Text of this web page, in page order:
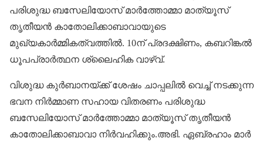
പരിശുദ്ധ ബസേലിയോസ് മാർത്തോമ്മാ മാത്യൂസ്
തൃതീയൻ കാതോലിക്കാബാവായുടെ
മുഖ്യകാർമ്മികത്വത്തിൽ. 10ന് പ്രദക്ഷിണം, കബറിങ്കൽ
ധൂപപ്രാർത്ഥന ശ്ലൈഹിക വാഴ്വ്.
വിശുദ്ധ കുർബാനയ്ക്ക് ശേഷം ചാപ്പലിൽ വെച്ച് നടക്കുന്ന
ഭവന നിർമ്മാണ സഹായ വിതരണം പരിശുദ്ധ
ബസേലിയോസ് മാർത്തോമ്മാ മാത്യൂസ് തൃതീയൻ
കാതോലിക്കാബാവാ നിർവഹിക്കും.അഭി. ഏബ്രഹാം മാർ